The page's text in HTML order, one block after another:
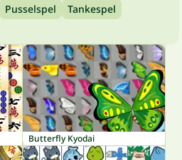
Pusselspel Tankespel
Butterfly Kyodai